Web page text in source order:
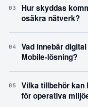
03
Hur skyddas
osäkra nätverk?
04
Vad innebär
Mobile-lösning?
05
Vilka tillbehör kan
för operativa